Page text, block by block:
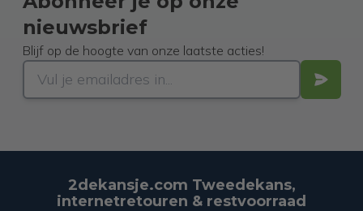
nieuwsbrief
Blijf op de hoogte van onze laatste acties!
2dekansje.com Tweedekans,
internetretouren & restvoorraad